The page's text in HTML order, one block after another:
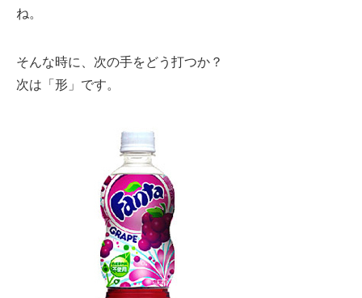
ね。
そんな時に、次の手をどう打つか？
次は「形」です。